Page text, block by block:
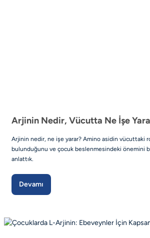
Arjinin Nedir, Vücutta Ne İşe
Arjinin nedir, ne işe yarar? Amino asidin vücuttaki
bulunduğunu ve çocuk beslenmesindeki önemini
anlattık.
Devamı